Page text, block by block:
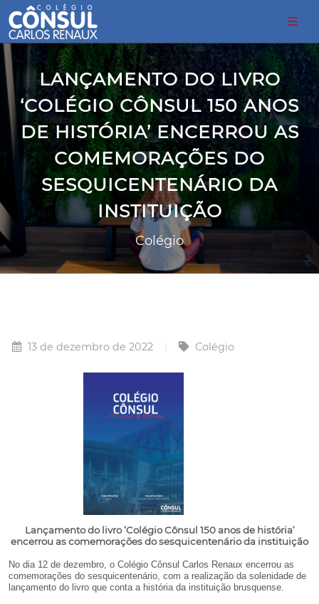
LANÇAMENTO DO LIVRO
‘COLÉGIO CÔNSUL 150 ANOS
DE HISTÓRIA’ ENCERROU AS
COMEMORAÇÕES DO
SESQUICENTENÁRIO DA
INSTITUIÇÃO
Colégio
13 de dezembro de 2022 Colégio
Lançamento do livro ‘Colégio Cônsul 150 anos de história’
encerrou as comemorações do sesquicentenário da instituição
No dia 12 de dezembro, o Colégio Cônsul Carlos Renaux encerrou as
comemorações do sesquicentenário, com a realização da solenidade de
lançamento do livro que conta a história da instituição brusquense.